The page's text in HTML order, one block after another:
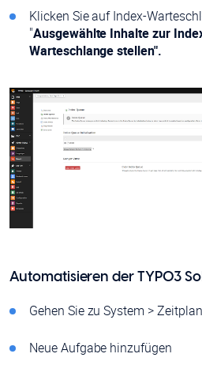
Klicken Sie auf Index-
"Ausgewählte Inhalte zur
Warteschlange stellen".
Automatisieren der TYPO3
Gehen Sie zu System >
Neue Aufgabe hinzufügen